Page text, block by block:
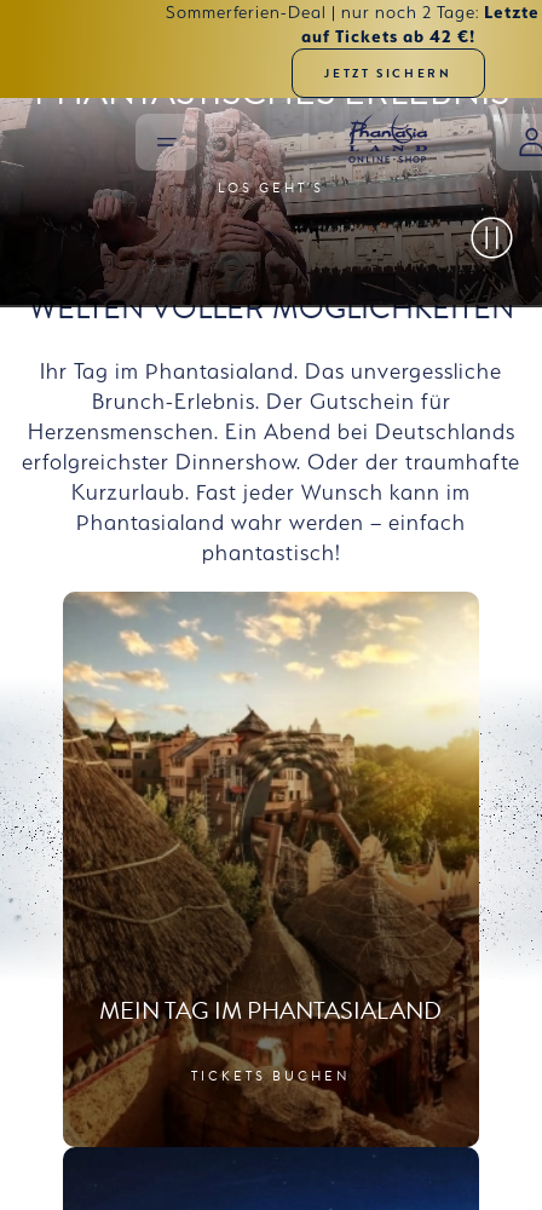
Zum Hauptinhalt springenSommerferien-Deal | nur noch 2 Tage:
auf Tickets ab 42 €!
JETZT SICHERN
MENÜ
Video
FINDEN SIE IHR
PHANTASTISCHES ERLEBNIS
LOS GEHT'S
WELTEN VOLLER MÖGLICHKEITEN
Ihr Tag im Phantasialand. Das unvergessliche
Brunch-Erlebnis. Der Gutschein für
Herzensmenschen. Ein Abend bei Deutschlands
erfolgreichster Dinnershow. Oder der traumhafte
Kurzurlaub. Fast jeder Wunsch kann im
Phantasialand wahr werden – einfach
phantastisch!
MEIN TAG IM PHANTASIALAND
TICKETS BUCHEN